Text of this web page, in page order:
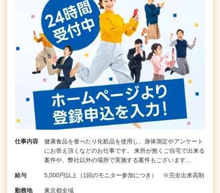
仕事内容
健康食品を食べたり化粧品を使用し、身体測定やアンケート
にお答え頂くなどのお仕事です。 来所が無くご自宅で出来る
案件や、弊社以外の場所で実施する案件もございます…
給与 5,000円以上（1回のモニター参加につき） ※完全出来高制
勤務地 東京都全域